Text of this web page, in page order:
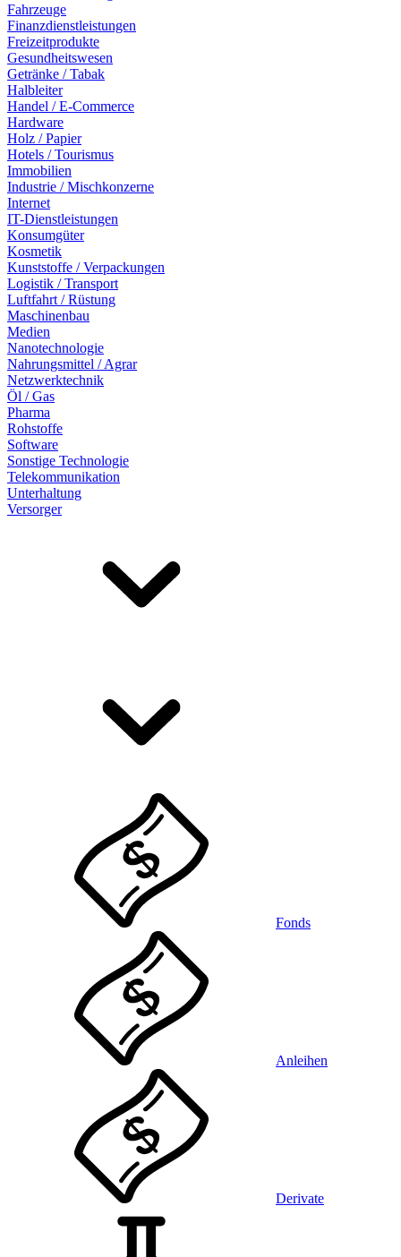
Fahrzeuge
Finanzdienstleistungen
Freizeitprodukte
Gesundheitswesen
Getränke / Tabak
Halbleiter
Handel / E-Commerce
Hardware
Holz / Papier
Hotels / Tourismus
Immobilien
Industrie / Mischkonzerne
Internet
IT-Dienstleistungen
Konsumgüter
Kosmetik
Kunststoffe / Verpackungen
Logistik / Transport
Luftfahrt / Rüstung
Maschinenbau
Medien
Nanotechnologie
Nahrungsmittel / Agrar
Netzwerktechnik
Öl / Gas
Pharma
Rohstoffe
Software
Sonstige Technologie
Telekommunikation
Unterhaltung
Versorger
Fonds
Anleihen
Derivate